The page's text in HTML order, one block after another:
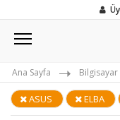
Ana Sayfa
ASUS ELBA